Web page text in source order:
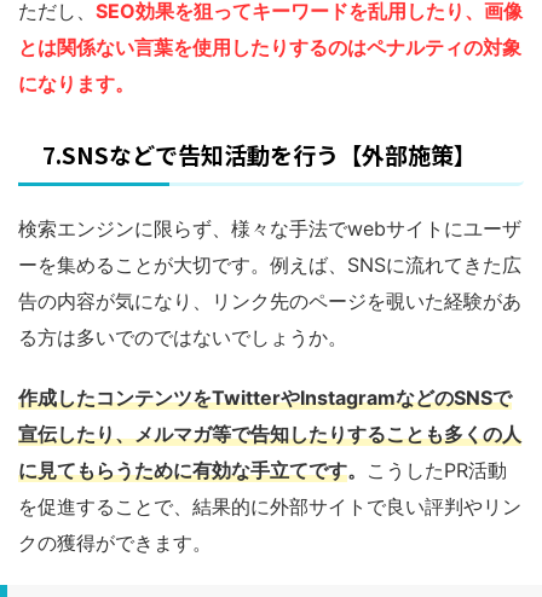
ただし、 SEO効果を狙ってキーワードを乱用したり、画像
とは関係ない言葉を使用したりするのはペナルティの対象
になります。
7.SNSなどで告知活動を行う【外部施策】
検索エンジンに限らず、様々な手法でwebサイトにユーザ
ーを集めることが大切です。例えば、SNSに流れてきた広
告の内容が気になり、リンク先のページを覗いた経験があ
る方は多いでのではないでしょうか。
作成したコンテンツをTwitterやInstagramなどのSNSで
宣伝したり、メルマガ等で告知したりすることも多くの人
に見てもらうために有効な手立てです。 こうしたPR活動
を促進することで、結果的に外部サイトで良い評判やリン
クの獲得ができます。